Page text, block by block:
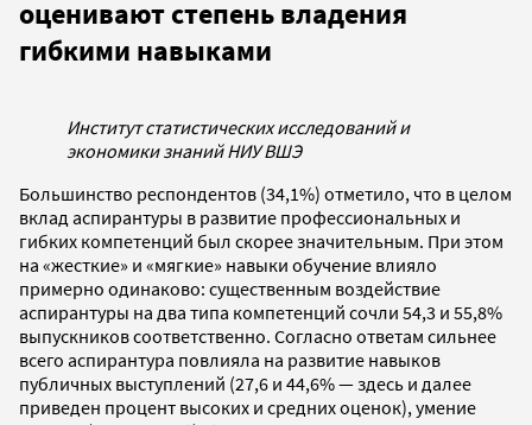
оценивают степень владения
гибкими навыками
Институт статистических исследований и
экономики знаний НИУ ВШЭ
Большинство респондентов (34,1%) отметило, что в целом
вклад аспирантуры в развитие профессиональных и
гибких компетенций был скорее значительным. При этом
на «жесткие» и «мягкие» навыки обучение влияло
примерно одинаково: существенным воздействие
аспирантуры на два типа компетенций сочли 54,3 и 55,8%
выпускников соответственно. Согласно ответам сильнее
всего аспирантура повлияла на развитие навыков
публичных выступлений (27,6 и 44,6% — здесь и далее
приведен процент высоких и средних оценок), умение